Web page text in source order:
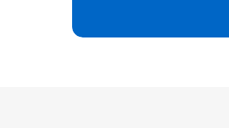
Brindes para Academia